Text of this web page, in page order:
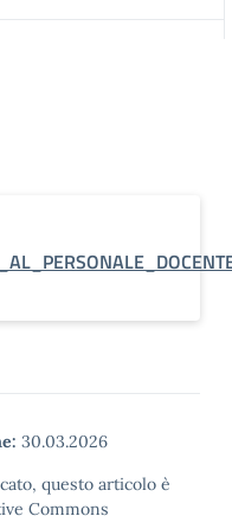
30.03.2026
questo articolo è
Commons